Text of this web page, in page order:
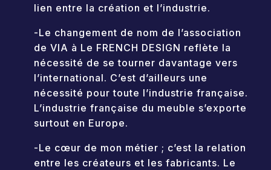
lien entre la création et l’industrie.
-Le changement de nom de l’association
de VIA à Le FRENCH DESIGN reflète la
nécessité de se tourner davantage vers
l’international. C’est d’ailleurs une
nécessité pour toute l’industrie française.
L’industrie française du meuble s’exporte
surtout en Europe.
-Le cœur de mon métier ; c’est la relation
entre les créateurs et les fabricants. Le